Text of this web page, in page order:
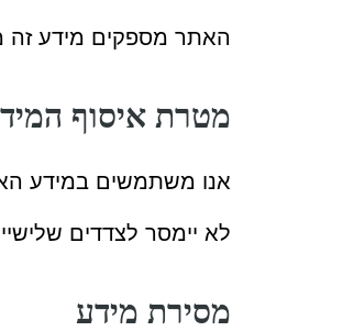
האתר מספקים מידע זה
מטרת איסוף
אנו משתמשים במידע
לא יימסר לצדדים
מסירת מידע